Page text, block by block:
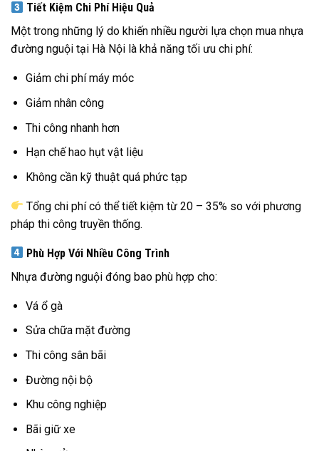
Tiết Kiệm Chi Phí Hiệu Quả
Một trong những lý do khiến nhiều người lựa chọn mua nhựa
đường nguội tại Hà Nội là khả năng tối ưu chi phí:
Giảm chi phí máy móc
Giảm nhân công
Thi công nhanh hơn
Hạn chế hao hụt vật liệu
Không cần kỹ thuật quá phức tạp
Tổng chi phí có thể tiết kiệm từ 20 – 35% so với phương
pháp thi công truyền thống.
Phù Hợp Với Nhiều Công Trình
Nhựa đường nguội đóng bao phù hợp cho:
Vá ổ gà
Sửa chữa mặt đường
Thi công sân bãi
Đường nội bộ
Khu công nghiệp
Bãi giữ xe